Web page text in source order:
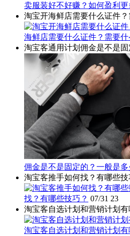
卖服装好不好赚？如何盈利更
淘宝开海鲜店需要什么证件？
海鲜店需要什么证件？需要什
淘宝客通用计划佣金是不是
佣金是不是固定的？一般是多
淘宝客推手如何找？有哪些技
找？有哪些技巧？ 07/31 23
淘宝客自选计划和营销计划
淘宝客自选计划和营销计划